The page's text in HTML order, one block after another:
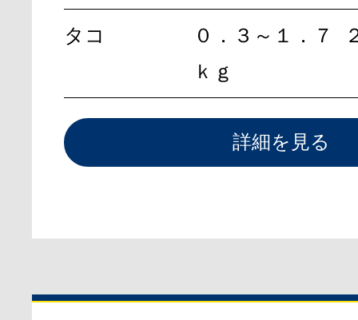
タコ
０．３～１．７
ｋｇ
詳細を見る